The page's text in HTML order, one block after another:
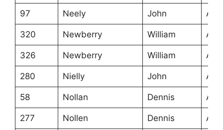
97 Neely John
320 Newberry William
326 Newberry William
280 Nielly John
58 Nollan Dennis
277 Nollen Dennis